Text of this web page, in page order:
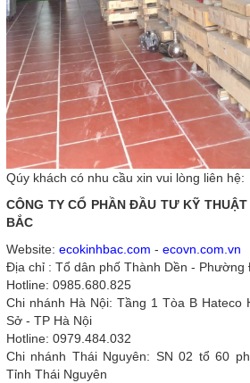
Qúy khách có nhu cầu xin vui lòng liên hệ:
CÔNG TY CỔ PHẦN ĐẦU TƯ KỸ
BẮC
Website: ecokinhbac.com - ecovn.com.vn
Địa chỉ : Tổ dân phố Thành Dền - Phường
Hotline: 0985.680.825
Chi nhánh Hà Nội: Tầng 1 Tòa B Hateco
Sở - TP Hà Nội
Hotline: 0979.484.032
Chi nhánh Thái Nguyên: SN 02 tổ 60
Tỉnh Thái Nguyên